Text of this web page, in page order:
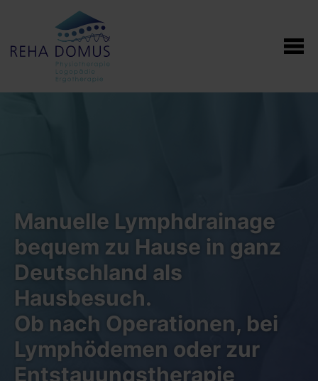
Manuelle Lymphdrainage
bequem zu Hause in ganz
Deutschland als
Hausbesuch.
Ob nach Operationen, bei
Lymphödemen oder zur
Entstauungstherapie